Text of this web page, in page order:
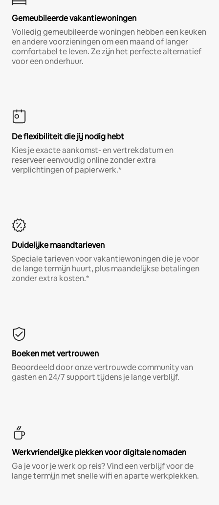
Gemeubileerde vakantiewoningen
Volledig gemeubileerde woningen hebben een keuken
en andere voorzieningen om een maand of langer
comfortabel te leven. Ze zijn het perfecte alternatief
voor een onderhuur.
De flexibiliteit die jij nodig hebt
Kies je exacte aankomst- en vertrekdatum en
reserveer eenvoudig online zonder extra
verplichtingen of papierwerk.*
Duidelijke maandtarieven
Speciale tarieven voor vakantiewoningen die je voor
de lange termijn huurt, plus maandelijkse betalingen
zonder extra kosten.*
Boeken met vertrouwen
Beoordeeld door onze vertrouwde community van
gasten en 24/7 support tijdens je lange verblijf.
Werkvriendelijke plekken voor digitale nomaden
Ga je voor je werk op reis? Vind een verblijf voor de
lange termijn met snelle wifi en aparte werkplekken.